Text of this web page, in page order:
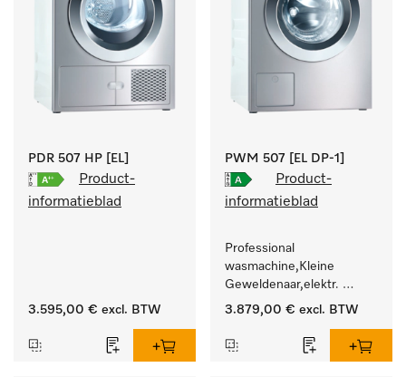
PDR 507 HP [EL]
Product-
informatieblad
3.595,00 € excl. BTW
PWM 507 [EL DP-1]
Product-
informatieblad
Professional
wasmachine,Kleine
Geweldenaar,elektr.
verwarmd, met
doelgroepspecifieke
3.879,00 € excl. BTW